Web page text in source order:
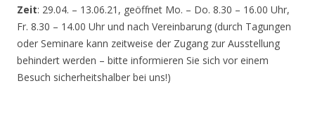
Zeit: 29.04. – 13.06.21, geöffnet Mo. – Do. 8.30 – 16.00 Uhr,
Fr. 8.30 – 14.00 Uhr und nach Vereinbarung (durch Tagungen
oder Seminare kann zeitweise der Zugang zur Ausstellung
behindert werden – bitte informieren Sie sich vor einem
Besuch sicherheitshalber bei uns!)